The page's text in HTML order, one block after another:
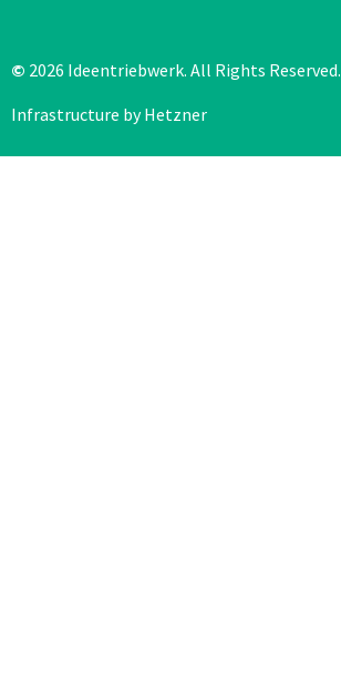
© 2026 Ideentriebwerk. All Rights Reserved.
Infrastructure by Hetzner